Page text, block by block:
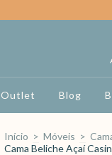
Outlet Blog
Início > Móveis >
Cama Beliche Açaí